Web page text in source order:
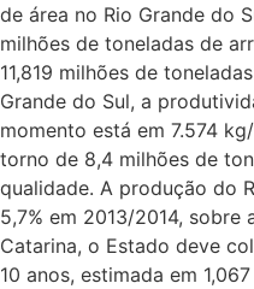
de área no Rio Grande do
milhões de toneladas de
11,819 milhões de
Grande do Sul, a
momento está em 7.574
torno de 8,4 milhões de
qualidade. A produção do
5,7% em 2013/2014, sobre
Catarina, o Estado deve
10 anos, estimada em